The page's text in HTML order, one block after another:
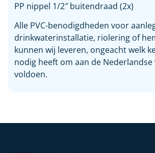
PP nippel 1/2″ buitendraad (2x)
Alle PVC-benodigdheden voor
drinkwaterinstallatie, riolering of
kunnen wij leveren, ongeacht welk
nodig heeft om aan de
voldoen.